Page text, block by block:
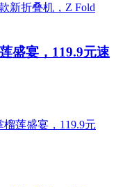
盛宴，119.9元速